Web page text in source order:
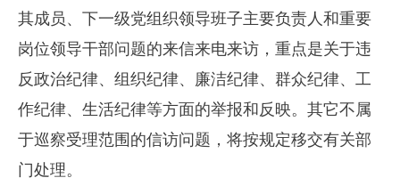
其成员、下一级党组织领导班子主要负责人和重要
岗位领导干部问题的来信来电来访，重点是关于违
反政治纪律、组织纪律、廉洁纪律、群众纪律、工
作纪律、生活纪律等方面的举报和反映。其它不属
于巡察受理范围的信访问题，将按规定移交有关部
门处理。